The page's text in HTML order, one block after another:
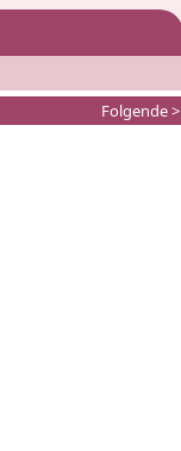
Folgende >